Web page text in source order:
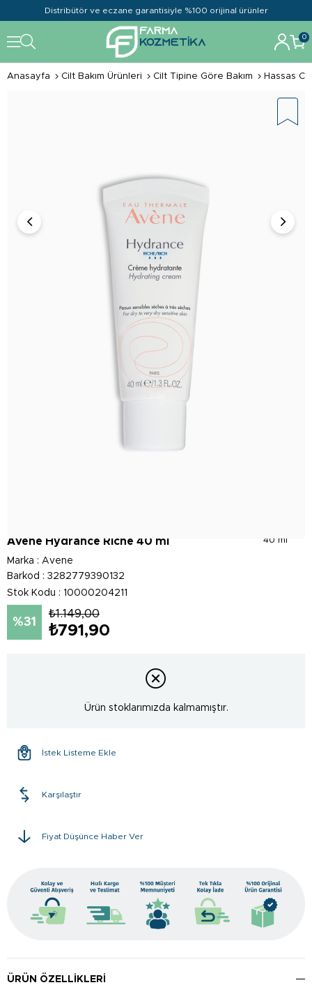
Distribütör ve eczane garantisiyle %100 orijinal ürünler
0
Anasayfa Cilt Bakım Ürünleri Cilt Tipine Göre Bakım Hassas Cilt
40 ml
Avène Hydrance Riche 40 ml
Marka : Avene
Barkod : 3282779390132
Stok Kodu
10000204211
31
₺1.149,00
₺791,90
Ürün stoklarımızda kalmamıştır.
İstek Listeme Ekle
Karşılaştır
Fiyat Düşünce Haber Ver
ÜRÜN ÖZELLIKLERI